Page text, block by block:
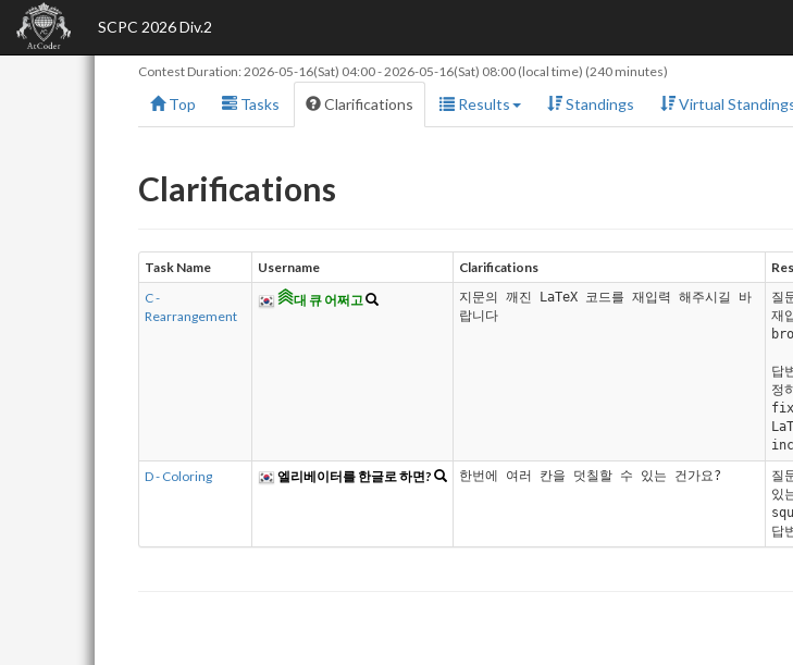
SCPC 2026 Div.2
Contest Duration: 2026-05-16(Sat) 04:00-2026-05-16(Sat) 08:00 (local time) (240 minutes)
Top Tasks Clarifications Results Standings Virtual
Clarifications
Task Name Username Clarifications
C -
Rearrangement
대 큐 어쩌고
지문의 깨진 LaTeX 코드를 재입력 해주시길 바
랍니다
질
재
답
정
D - Coloring 엘리베이터를 한글로 하면? 한번에 여러 칸을 덧칠할 수 있는 건가요?
질
있
답